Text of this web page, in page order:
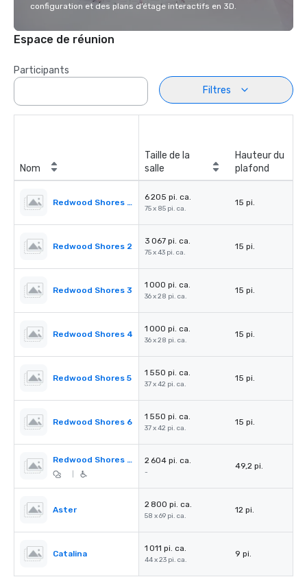
configuration et des plans d’étage interactifs en 3D.
Espace de réunion
Participants
Filtres
Nom
Taille de la
salle
Hauteur du
plafond
Redwood Shores Ballroom
6 205 pi. ca.
75 x 85 pi. ca.
15 pi.
Redwood Shores 2
3 067 pi. ca.
75 x 43 pi. ca.
15 pi.
Redwood Shores 3
1 000 pi. ca.
36 x 28 pi. ca.
15 pi.
Redwood Shores 4
1 000 pi. ca.
36 x 28 pi. ca.
15 pi.
Redwood Shores 5
1 550 pi. ca.
37 x 42 pi. ca.
15 pi.
Redwood Shores 6
1 550 pi. ca.
37 x 42 pi. ca.
15 pi.
Redwood Shores Pre-Function 2 604 pi. ca.
-
49,2 pi.
Aster
2 800 pi. ca.
58 x 69 pi. ca.
12 pi.
Catalina
1 011 pi. ca.
44 x 23 pi. ca.
9 pi.